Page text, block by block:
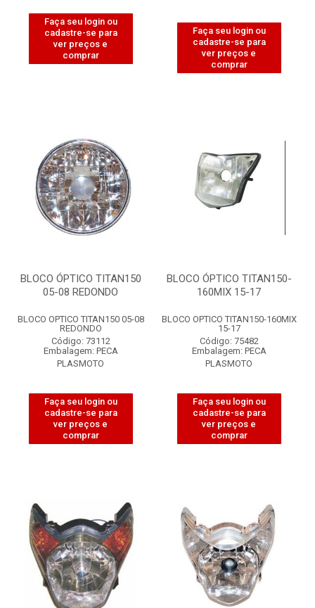
Faça seu login ou
cadastre-se para
ver preços e
comprar
Faça seu login ou
cadastre-se para
ver preços e
comprar
BLOCO ÓPTICO TITAN150
05-08 REDONDO
BLOCO OPTICO TITAN150 05-08
REDONDO
Código: 73112
Embalagem: PECA
PLASMOTO
Faça seu login ou
cadastre-se para
ver preços e
comprar
BLOCO ÓPTICO TITAN150-
160MIX 15-17
BLOCO OPTICO TITAN150-160MIX
15-17
Código: 75482
Embalagem: PECA
PLASMOTO
Faça seu login ou
cadastre-se para
ver preços e
comprar